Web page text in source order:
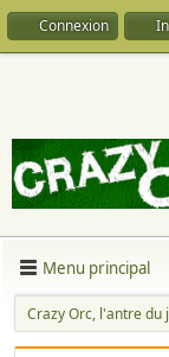
Connexion
Menu principal
Crazy Orc, l'antre du